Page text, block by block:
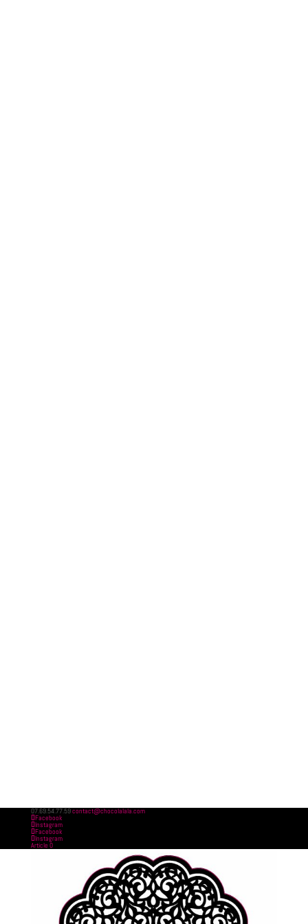
07.69.54.77.59contact@chocolalala.com
Facebook
Instagram
Facebook
Instagram
Article 0